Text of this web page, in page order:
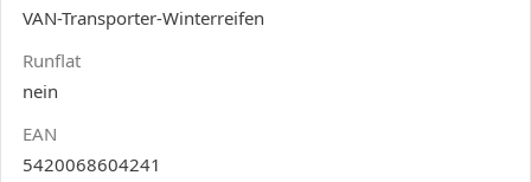
VAN-Transporter-Winterreifen
Runflat
nein
EAN
5420068604241